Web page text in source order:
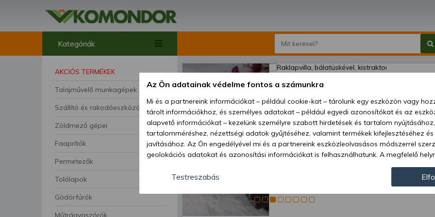
Kategóriák
AKCIÓS TERMÉKEK
Talajművelő munkagépek
Szállító és rakodóeszközök
Zöldmező gépei
Faaprítók
Permetezők
Tolólapok
Gödörfúrók
Műtrágyaszórók
Ár:
Szállítás:
Szállítási
Cikkszám:
Az Ön adatainak védelme fontos a számunkra
Mi és a partnereink információkat – például cookie-kat – tárolunk egy eszközön vagy
tárolt információkhoz, és személyes adatokat – például egyedi azonosítókat és az
alapvető információkat – kezelünk személyre szabott hirdetések és tartalom
tartalomméréshez, nézettségi adatok gyűjtéséhez, valamint termékek kifejlesztéséhez
javításához. Az Ön engedélyével mi és a partnereink eszközleolvasásos módszerrel
geolokációs adatokat és azonosítási információkat is felhasználhatunk. A megfelelő
hozzájárulhat ahhoz, hogy mi és a partnereink a fent leírtak szerint adatkezelést
lehetőségként a hozzájárulás megadása vagy elutasítása előtt részletesebb
megváltoztathatja beállításait. Felhívjuk figyelmét, hogy személyes adatainak bizonyos
feltétlenül szükséges az Ön hozzájárulása, de jogában áll tiltakozni az ilyen jellegű
beállításai csak erre a weboldalra érvényesek. Erre a webhelyre visszatérve vagy az
Testreszabás